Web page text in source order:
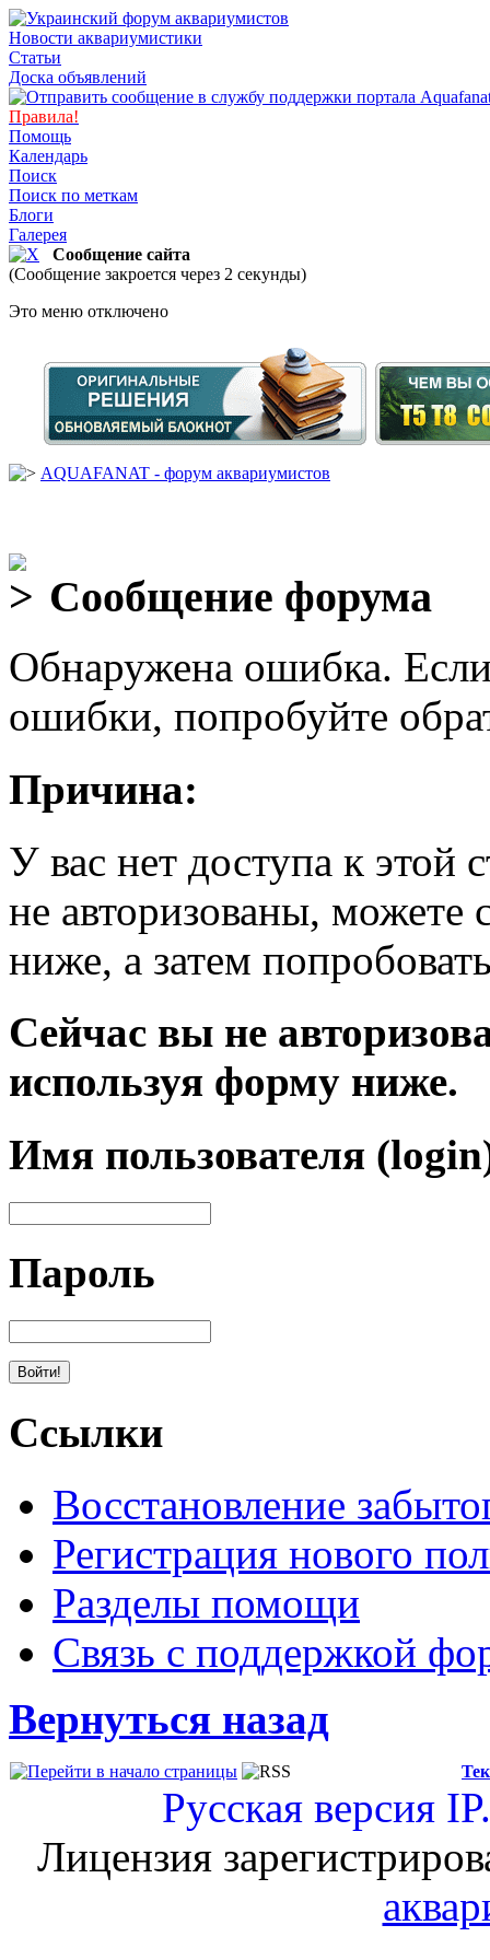
Новости аквариумистики
Статьи
Доска объявлений
Правила!
Помощь
Календарь
Поиск
Поиск по меткам
Блоги
Галерея
Сообщение сайта
(Сообщение закроется через 2 секунды)
Это меню отключено
AQUAFANAT - форум аквариумистов
Сообщение форума
Обнаружена ошибка.
ошибки, попробуйте
Причина:
У вас нет доступа к
не авторизованы, можете
ниже, а затем
Сейчас вы не
используя форму ниже.
Имя пользователя
Пароль
Ссылки
Восстановление
Регистрация нового
Разделы помощи
Связь с поддержкой
Вернуться назад
Русская версия
Лицензия